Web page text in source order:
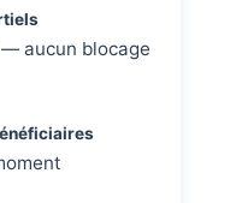
aucun blocage